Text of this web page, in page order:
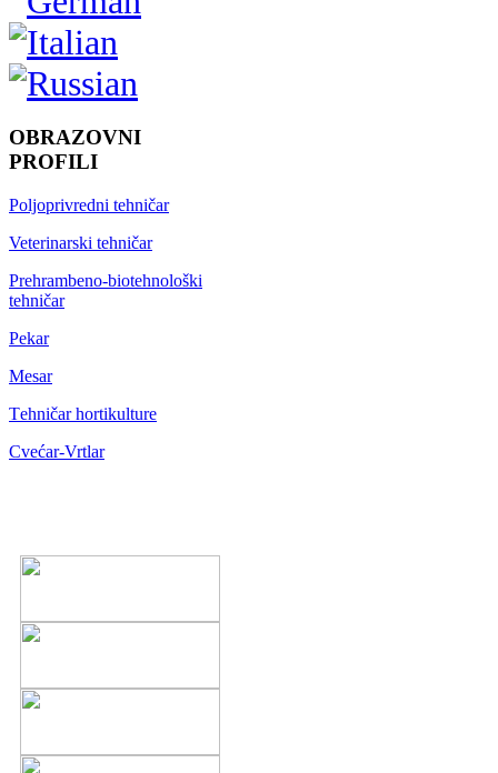
OBRAZOVNI
PROFILI
Poljoprivredni tehničar
Veterinarski tehničar
Prehrambeno-biotehnološki
tehničar
Pekar
Mesar
Тehničar hortikulture
Cvećar-Vrtlar